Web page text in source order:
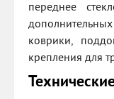
переднее
коврики,
крепления для